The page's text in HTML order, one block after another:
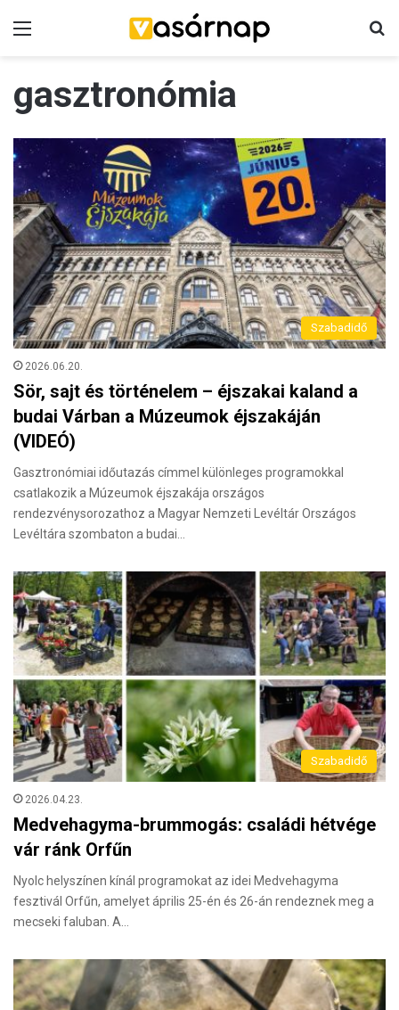
gasztronómia
Szabadidő
2026.06.20.
Sör, sajt és történelem – éjszakai kaland a
budai Várban a Múzeumok éjszakáján
(VIDEÓ)
Gasztronómiai időutazás címmel különleges programokkal
csatlakozik a Múzeumok éjszakája országos
rendezvénysorozathoz a Magyar Nemzeti Levéltár Országos
Levéltára szombaton a budai…
Szabadidő
2026.04.23.
Medvehagyma-brummogás: családi hétvége
vár ránk Orfűn
Nyolc helyszínen kínál programokat az idei Medvehagyma
fesztivál Orfűn, amelyet április 25-én és 26-án rendeznek meg a
mecseki faluban. A…